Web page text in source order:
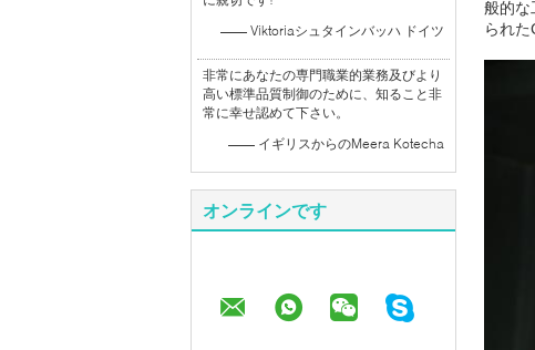
—— Viktoriaシュタインバッハ ドイツ
非常にあなたの専門職業的業務及びより
高い標準品質制御のために、知ること非
常に幸せ認めて下さい。
—— イギリスからのMeera Kotecha
オンラインです
般的な
られ